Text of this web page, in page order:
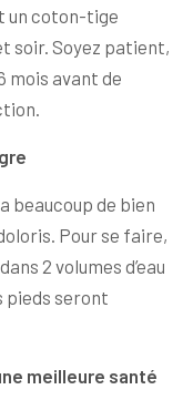
un coton-tige
soir. Soyez patient,
mois avant de
beaucoup de bien
Pour se faire,
2 volumes d’eau
pieds seront
meilleure santé